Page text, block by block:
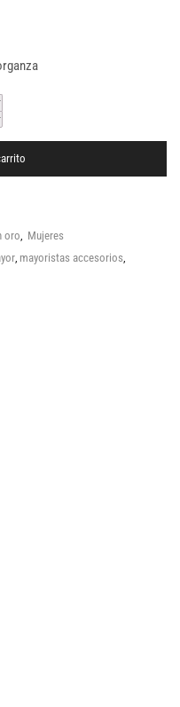
oro
Mujeres
mayoristas accesorios